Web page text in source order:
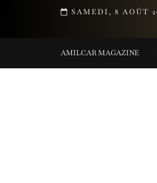
SAMEDI, 8 AOÛT
DE LA COLLECTION TIFFANY TITAN
AMILCAR MAGAZINE